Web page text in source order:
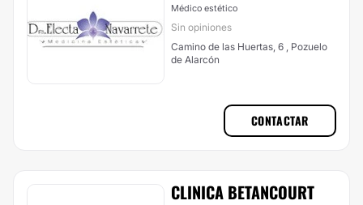
Médico estético
Sin opiniones
Camino de las Huertas, 6 , Pozuelo
de Alarcón
CONTACTAR
CLINICA BETANCOURT